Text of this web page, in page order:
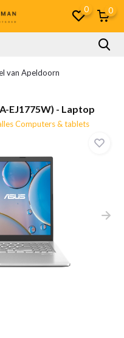
0 0
van Apeldoorn
EJ1775W) - Laptop
Computers & tablets